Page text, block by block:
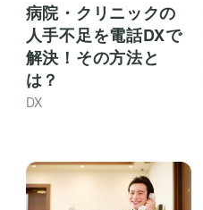
病院・クリニックの
人手不足を電話DXで
解決！その方法と
は？
DX